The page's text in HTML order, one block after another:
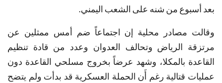
بعد أسبوع من شنه على الشعب اليمني.
وقالت مصادر محلية إن اجتماعاً ضم أمس ممثلين عن
مرتزقة الرياض وتحالف العدوان وعدد من قادة تنظيم
القاعدة بالمكلا، وشهد عرضاً بخروج مسلحي القاعدة دون
عمليات قتالية رغم أَن الحملة العسكرية قد بدأت ولم يتضح